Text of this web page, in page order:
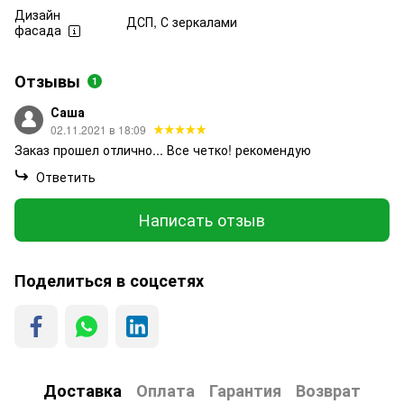
Дизайн
фасада
ДСП, С зеркалами
Отзывы 1
Саша
02.11.2021 в 18:09
Заказ прошел отлично... Все четко! рекомендую
Ответить
Написать отзыв
Поделиться в соцсетях
Доставка Оплата Гарантия Возврат